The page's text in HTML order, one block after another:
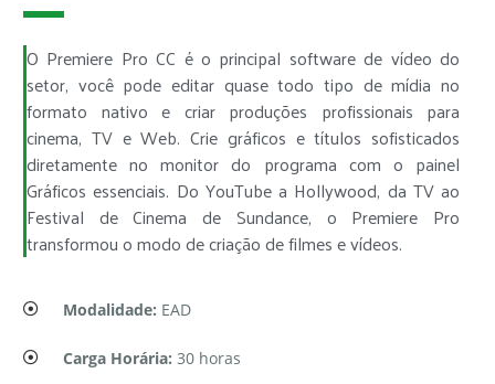
O Premiere Pro CC é o principal software de vídeo do
setor, você pode editar quase todo tipo de mídia no
formato nativo e criar produções profissionais para
cinema, TV e Web. Crie gráficos e títulos sofisticados
diretamente no monitor do programa com o painel
Gráficos essenciais. Do YouTube a Hollywood, da TV ao
Festival de Cinema de Sundance, o Premiere Pro
transformou o modo de criação de filmes e vídeos.
Modalidade: EAD
Carga Horária: 30 horas